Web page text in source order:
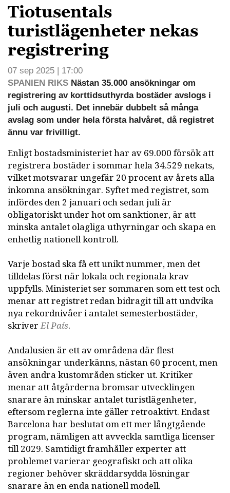
Tiotusentals
turistlägenheter nekas
registrering
07 sep 2025 | 17:00
SPANIEN RIKS Nästan 35.000 ansökningar om
registrering av korttidsuthyrda bostäder avslogs i
juli och augusti. Det innebär dubbelt så många
avslag som under hela första halvåret, då registret
ännu var frivilligt.
Enligt bostadsministeriet har av 69.000 försök att
registrera bostäder i sommar hela 34.529 nekats,
vilket motsvarar ungefär 20 procent av årets alla
inkomna ansökningar. Syftet med registret, som
infördes den 2 januari och sedan juli är
obligatoriskt under hot om sanktioner, är att
minska antalet olagliga uthyrningar och skapa en
enhetlig nationell kontroll.
Varje bostad ska få ett unikt nummer, men det
tilldelas först när lokala och regionala krav
uppfylls. Ministeriet ser sommaren som ett test och
menar att registret redan bidragit till att undvika
nya rekordnivåer i antalet semesterbostäder,
skriverEl País.
Andalusien är ett av områdena där flest
ansökningar underkänns, nästan 60 procent, men
även andra kustområden sticker ut. Kritiker
menar att åtgärderna bromsar utvecklingen
snarare än minskar antalet turistlägenheter,
eftersom reglerna inte gäller retroaktivt. Endast
Barcelona har beslutat om ett mer långtgående
program, nämligen att avveckla samtliga licenser
till 2029. Samtidigt framhåller experter att
problemet varierar geografiskt och att olika
regioner behöver skräddarsydda lösningar
snarare än en enda nationell modell.